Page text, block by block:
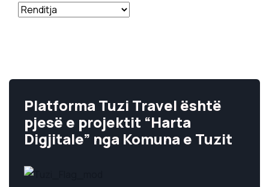
Platforma Tuzi Travel është
pjesë e projektit “Harta
Digjitale” nga Komuna e Tuzit